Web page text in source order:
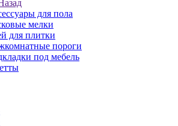
для пола
мелки
для плитки
пороги
под мебель